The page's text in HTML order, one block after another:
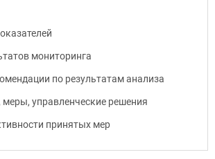
мониторинга
по результатам анализа
управленческие решения
принятых мер